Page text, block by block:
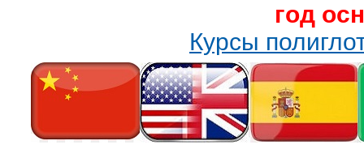
год
Курсы